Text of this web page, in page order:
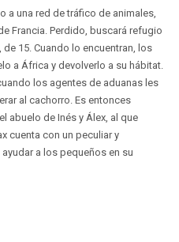
a una red de tráfico de animales,
Francia. Perdido, buscará refugio
15. Cuando lo encuentran, los
a África y devolverlo a su hábitat.
los agentes de aduanas les
al cachorro. Es entonces
abuelo de Inés y Álex, al que
cuenta con un peculiar y
a los pequeños en su